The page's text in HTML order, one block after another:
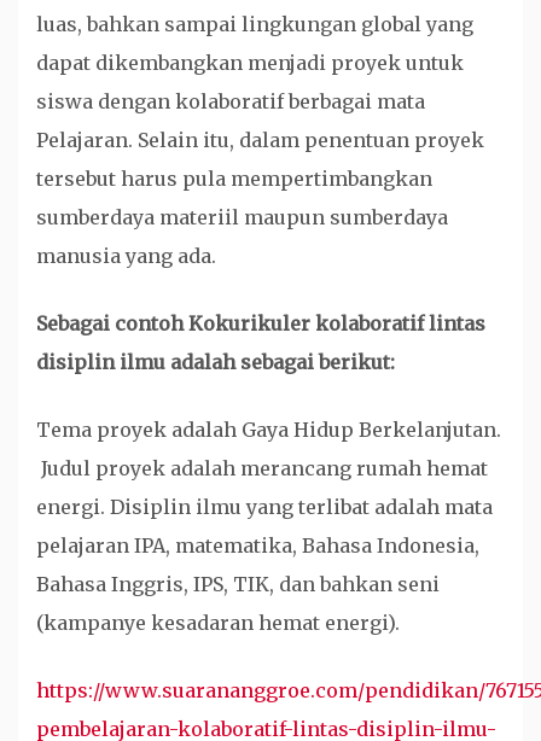
luas, bahkan sampai lingkungan global yang
dapat dikembangkan menjadi proyek untuk
siswa dengan kolaboratif berbagai mata
Pelajaran. Selain itu, dalam penentuan proyek
tersebut harus pula mempertimbangkan
sumberdaya materiil maupun sumberdaya
manusia yang ada.
Sebagai contoh Kokurikuler kolaboratif lintas
disiplin ilmu adalah sebagai berikut:
Tema proyek adalah Gaya Hidup Berkelanjutan.
Judul proyek adalah merancang rumah hemat
energi. Disiplin ilmu yang terlibat adalah mata
pelajaran IPA, matematika, Bahasa Indonesia,
Bahasa Inggris, IPS, TIK, dan bahkan seni
(kampanye kesadaran hemat energi).
https://www.suarananggroe.com/pendidikan/
pembelajaran-kolaboratif-lintas-disiplin-ilmu-